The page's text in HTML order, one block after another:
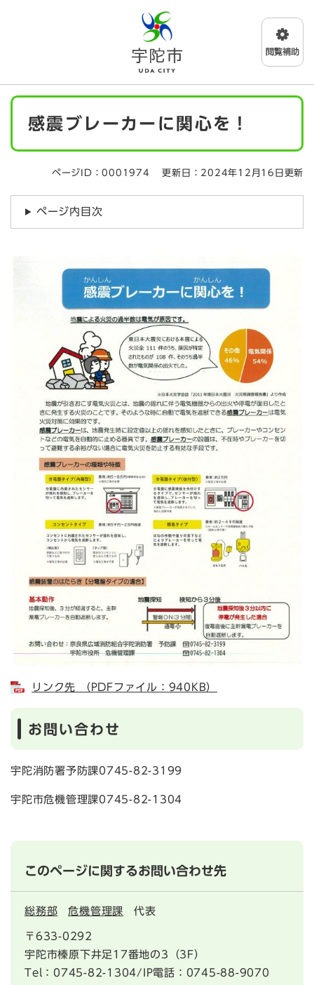
メニューを飛ばして本文へ
本
感震ブレーカーに関心を！
ページID：0001974 更新日：2024年12月16日更新
ページ内目次
リンク先 （PDFファイル：940KB）
お問い合わせ
宇陀消防署予防課0745-82-3199
宇陀市危機管理課0745-82-1304
このページに関するお問い合わせ先
総務部 危機管理課 代表
〒633-0292
宇陀市榛原下井足17番地の3（3F）
Tel：0745-82-1304/IP電話：0745-88-9070